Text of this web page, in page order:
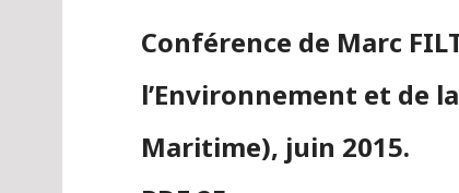
Conférence de Marc
l’Environnement et de
Maritime), juin 2015.